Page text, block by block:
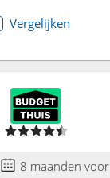
Vergelijken
8 maanden voor